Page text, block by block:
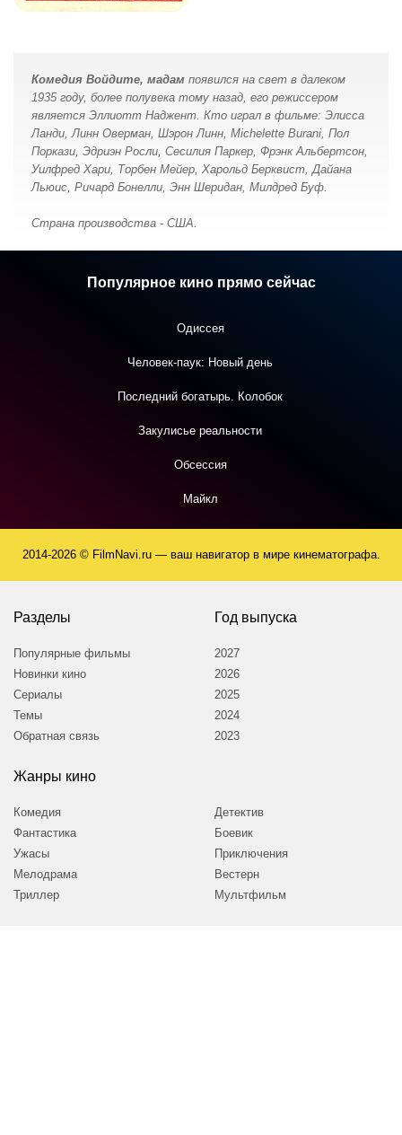
Комедия Войдите, мадам появился на свет в далеком
1935 году, более полувека тому назад, его режиссером
является Эллиотт Наджент. Кто играл в фильме: Элисса
Ланди, Линн Оверман, Шэрон Линн, Michelette Burani, Пол
Поркази, Эдриэн Росли, Сесилия Паркер, Фрэнк Альбертсон,
Уилфред Хари, Торбен Мейер, Харольд Берквист, Дайана
Льюис, Ричард Бонелли, Энн Шеридан, Милдред Буф.
Страна производства - США.
Популярное кино прямо сейчас
Одиссея
Человек-паук: Новый день
Последний богатырь. Колобок
Закулисье реальности
Обсессия
Майкл
2014-2026 © FilmNavi.ru — ваш навигатор в мире кинематографа.
Разделы
Популярные фильмы
Новинки кино
Сериалы
Темы
Обратная связь
Год выпуска
2027
2026
2025
2024
2023
Жанры кино
Комедия
Фантастика
Ужасы
Мелодрама
Триллер
Детектив
Боевик
Приключения
Вестерн
Мультфильм